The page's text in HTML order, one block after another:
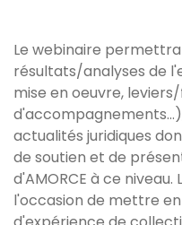
Le webinaire
résultats/analyses de
mise en oeuvre,
actualités juridiques
de soutien et de
d'AMORCE à ce
l'occasion de mettre